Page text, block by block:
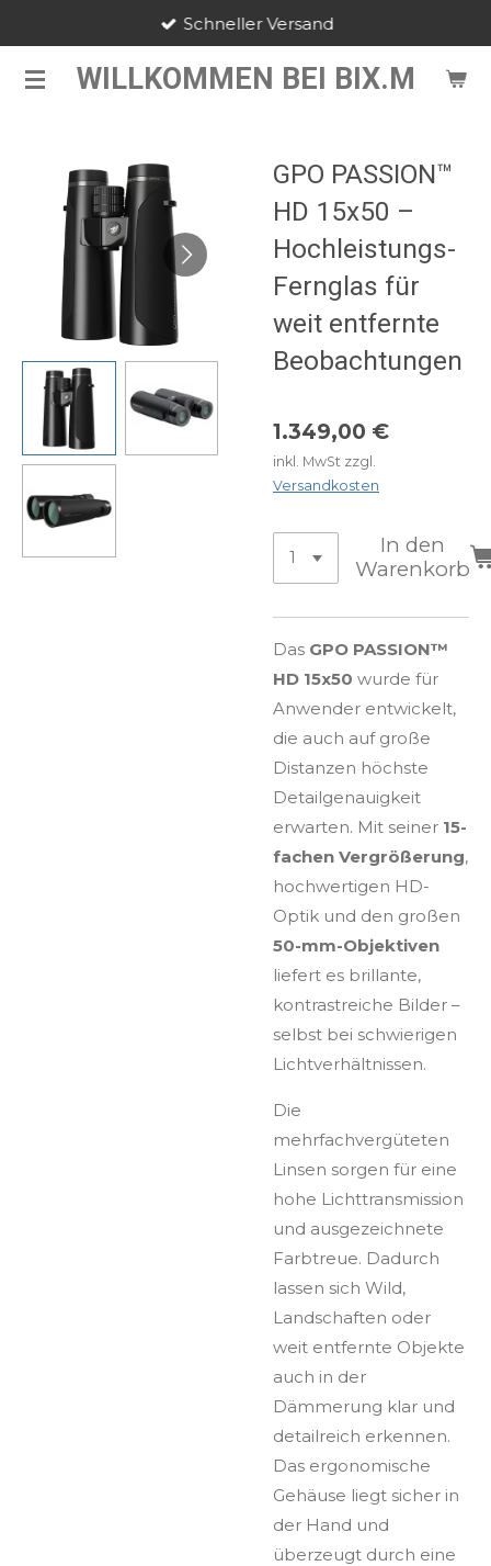
springen WILLKOMMEN BEI BIX.M
Schneller Versand
GPO PASSION™
HD 15x50 –
Hochleistungs-
Fernglas für
weit entfernte
Beobachtungen
1.349,00 €
inkl. MwSt zzgl.
Versandkosten
In den
Warenkorb
Das GPO PASSION™
HD 15x50 wurde für
Anwender entwickelt,
die auch auf große
Distanzen höchste
Detailgenauigkeit
erwarten. Mit seiner 15-
fachen Vergrößerung,
hochwertigen HD-
Optik und den großen
50-mm-Objektiven
liefert es brillante,
kontrastreiche Bilder –
selbst bei schwierigen
Lichtverhältnissen.
Die
mehrfachvergüteten
Linsen sorgen für eine
hohe Lichttransmission
und ausgezeichnete
Farbtreue. Dadurch
lassen sich Wild,
Landschaften oder
weit entfernte Objekte
auch in der
Dämmerung klar und
detailreich erkennen.
Das ergonomische
Gehäuse liegt sicher in
der Hand und
überzeugt durch eine